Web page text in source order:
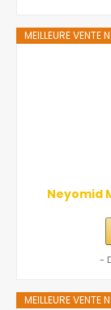
MEILLEURE VENTE
Neyomid
-
MEILLEURE VENTE